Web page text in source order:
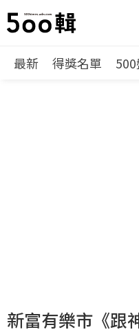
最新 得獎名單
新富有樂市《跟